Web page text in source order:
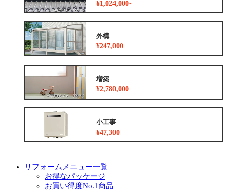
¥1,024,000~
外構
¥247,000
増築
¥2,780,000
小工事
¥47,300
リフォームメニュー一覧
お得なパッケージ
お買い得度No.1商品